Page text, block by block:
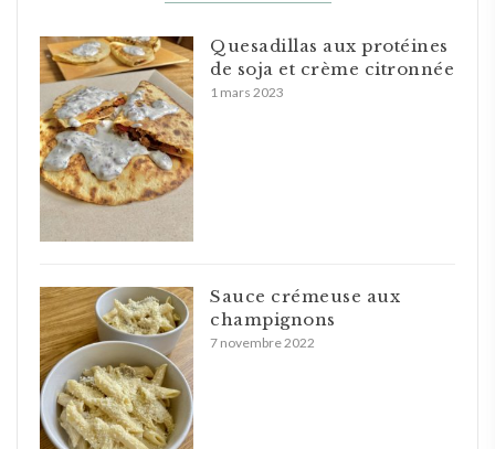
Quesadillas aux protéines
de soja et crème citronnée
1 mars 2023
Sauce crémeuse aux
champignons
7 novembre 2022